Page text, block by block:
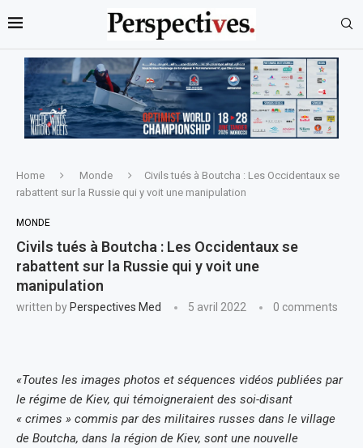
Home Monde
Civils tués à Boutcha : Les Occidentaux se
rabattent sur la Russie qui y voit une manipulation
MONDE
Civils tués à Boutcha : Les Occidentaux se
rabattent sur la Russie qui y voit une
manipulation
written by Perspectives Med 5 avril 2022 0 comments
«Toutes les images photos et séquences vidéos publiées par
le régime de Kiev, qui témoigneraient des soi-disant
« crimes » commis par des militaires russes dans le village
de Boutcha, dans la région de Kiev, sont une nouvelle